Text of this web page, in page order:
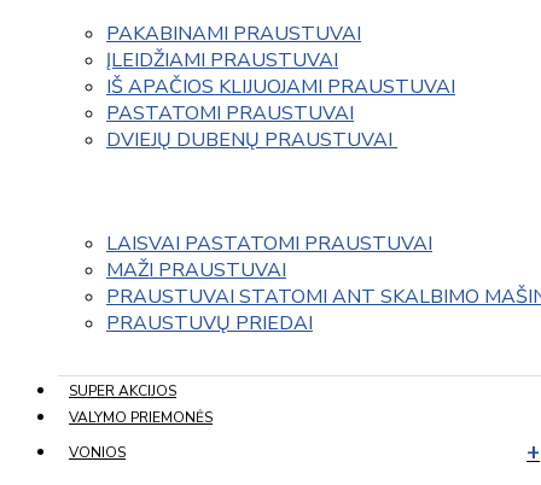
PAKABINAMI PRAUSTUVAI
ĮLEIDŽIAMI PRAUSTUVAI
IŠ APAČIOS KLIJUOJAMI PRAUSTUVAI
PASTATOMI PRAUSTUVAI
DVIEJŲ DUBENŲ PRAUSTUVAI
LAISVAI PASTATOMI PRAUSTUVAI
MAŽI PRAUSTUVAI
PRAUSTUVAI STATOMI ANT SKALBIMO
PRAUSTUVŲ PRIEDAI
SUPER AKCIJOS
VALYMO PRIEMONĖS
VONIOS